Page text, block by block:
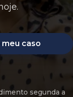
caso
segunda a